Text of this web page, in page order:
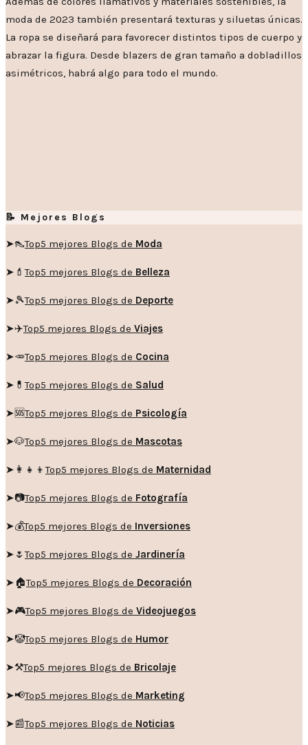
moda de 2023 también presentará texturas y siluetas únicas.
La ropa se diseñará para favorecer distintos tipos de cuerpo y
abrazar la figura. Desde blazers de gran tamaño a dobladillos
asimétricos, habrá algo para todo el mundo.
📝 Mejores Blogs
➤👠Top5 mejores Blogs de Moda
➤💄Top5 mejores Blogs de Belleza
➤🎾Top5 mejores Blogs de Deporte
➤✈️Top5 mejores Blogs de Viajes
➤🥕Top5 mejores Blogs de Cocina
➤💊Top5 mejores Blogs de Salud
➤🆘Top5 mejores Blogs de Psicología
➤🐶Top5 mejores Blogs de Mascotas
➤👩‍👧‍👦Top5 mejores Blogs de Maternidad
➤📷Top5 mejores Blogs de Fotografía
➤💰Top5 mejores Blogs de Inversiones
➤🌷Top5 mejores Blogs de Jardinería
➤🏠Top5 mejores Blogs de Decoración
➤🎮Top5 mejores Blogs de Videojuegos
➤🤡Top5 mejores Blogs de Humor
➤⚒️Top5 mejores Blogs de Bricolaje
➤📢Top5 mejores Blogs de Marketing
➤📰Top5 mejores Blogs de Noticias